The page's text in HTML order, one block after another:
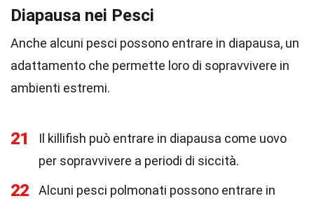
Diapausa nei Pesci
Anche alcuni pesci possono entrare in diapausa, un
adattamento che permette loro di sopravvivere in
ambienti estremi.
21
Il killifish può entrare in diapausa come uovo
per sopravvivere a periodi di siccità.
22
Alcuni pesci polmonati possono entrare in